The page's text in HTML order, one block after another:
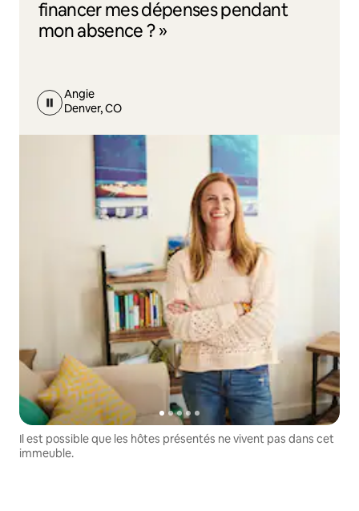
financer mes dépenses pendant
mon absence ? »
Angie
Denver, CO
Il est possible que les hôtes présentés ne vivent pas dans cet
immeuble.